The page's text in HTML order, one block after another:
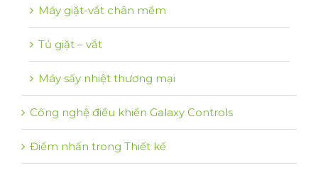
Máy giặt-vắt chân mềm
Tủ giặt – vắt
Máy sấy nhiệt thương mại
Công nghệ điều khiển Galaxy Controls
Điểm nhấn trong Thiết kế